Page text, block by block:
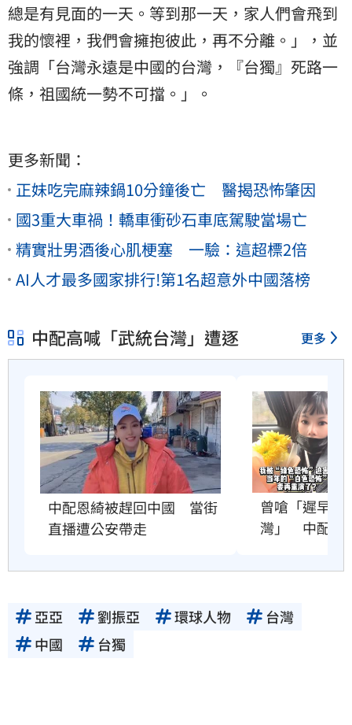
總是有見面的一天。等到那一天，家人們會飛到
我的懷裡，我們會擁抱彼此，再不分離。」，並
強調「台灣永遠是中國的台灣，『台獨』死路一
條，祖國統一勢不可擋。」。
更多新聞：
正妹吃完麻辣鍋10分鐘後亡 醫揭恐怖肇因
國3重大車禍！轎車衝砂石車底駕駛當場亡
精實壯男酒後心肌梗塞 一驗：這超標2倍
AI人才最多國家排行!第1名超意外中國落榜
中配高喊「武統台灣」遭逐 更多
中配恩綺被趕回中國　當街
直播遭公安帶走
曾嗆「遲早紅
灣」　中配關
亞亞 劉振亞 環球人物
台灣
中國
台獨